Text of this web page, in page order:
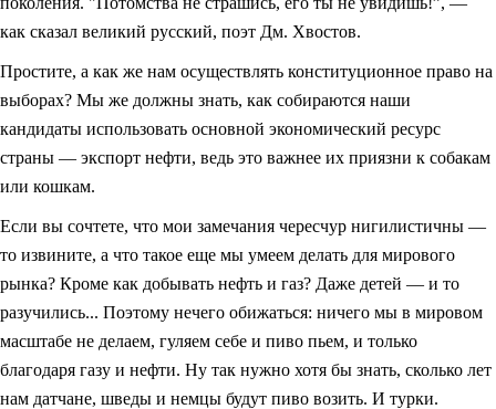
как сказал великий русский, поэт Дм. Хвостов.
Простите, а как же нам осуществлять конституционное право на
выборах? Мы же должны знать, как собираются наши
кандидаты использовать основной экономический ресурс
страны — экспорт нефти, ведь это важнее их приязни к собакам
или кошкам.
Если вы сочтете, что мои замечания чересчур нигилистичны —
то извините, а что такое еще мы умеем делать для мирового
рынка? Кроме как добывать нефть и газ? Даже детей — и то
разучились... Поэтому нечего обижаться: ничего мы в мировом
масштабе не делаем, гуляем себе и пиво пьем, и только
благодаря газу и нефти. Ну так нужно хотя бы знать, сколько лет
нам датчане, шведы и немцы будут пиво возить. И турки.